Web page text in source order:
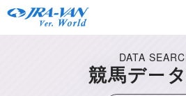
DATA
競馬デー